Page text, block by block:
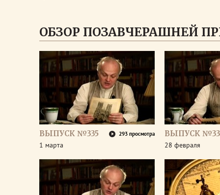
ОБЗОР ПОЗАВЧЕРАШНЕЙ
ВЫПУСК №335 293 просмотра
1 марта
ВЫПУСК
28 февраля